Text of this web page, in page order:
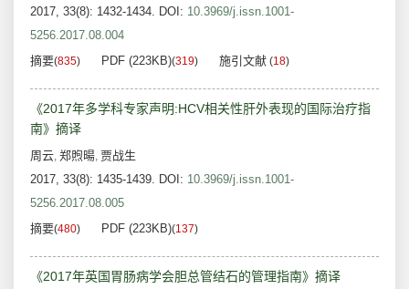
2017, 33(8): 1432-1434. DOI: 10.3969/j.issn.1001-
5256.2017.08.004
摘要(835) PDF (223KB)(319) 施引文献 (18)
《2017年多学科专家声明:HCV相关性肝外表现的国际治疗指
南》摘译
周云, 郑煦暘, 贾战生
2017, 33(8): 1435-1439. DOI: 10.3969/j.issn.1001-
5256.2017.08.005
摘要(480) PDF (223KB)(137)
《2017年英国胃肠病学会胆总管结石的管理指南》摘译